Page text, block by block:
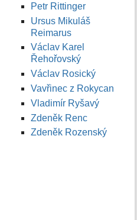
Petr Rittinger
Ursus Mikuláš
Reimarus
Václav Karel
Řehořovský
Václav Rosický
Vavřinec z Rokycan
Vladimír Ryšavý
Zdeněk Renc
Zdeněk Rozenský